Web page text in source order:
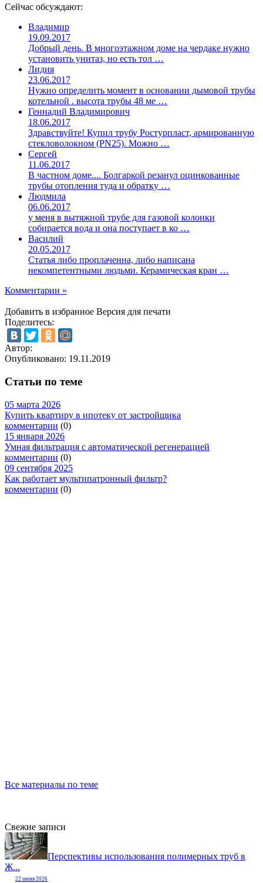
Сейчас обсуждают:
Владимир
19.09.2017
Добрый день. В многоэтажном доме на чердаке нужно
установить унитаз, но есть тол …
Лидия
23.06.2017
Нужно определить момент в основании дымовой трубы
котельной . высота трубы 48 ме …
Геннадий Владимирович
18.06.2017
Здравствуйте! Купил трубу Ростурпласт, армированную
стекловолокном (PN25). Можно …
Сергей
11.06.2017
В частном доме.... Болгаркой резанул оцинкованные
трубы отопления туда и обратку …
Людмила
06.06.2017
у меня в вытяжной трубе для газовой колонки
собирается вода и она поступает в ко …
Василий
20.05.2017
Статья либо проплаченна, либо написана
некомпетентными людьми. Керамическая кран …
Комментарии »
Добавить в избранное Версия для печати
Поделитесь:
Автор:
Опубликовано: 19.11.2019
Статьи по теме
05 марта 2026
Купить квартиру в ипотеку от застройщика
комментарии (0)
15 января 2026
Умная фильтрация с автоматической регенерацией
комментарии (0)
09 сентября 2025
Как работает мультипатронный фильтр?
комментарии (0)
Все материалы по теме
Свежие записи
Перспективы использования полимерных труб в
Ж...
22 июня 2026